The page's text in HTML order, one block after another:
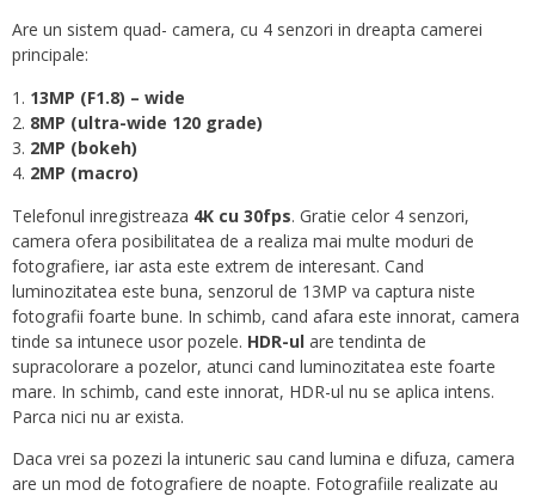
Are un sistem quad- camera, cu 4 senzori in dreapta camerei
principale:
13MP (F1.8) – wide
8MP (ultra-wide 120 grade)
2MP (bokeh)
2MP (macro)
Telefonul inregistreaza 4K cu 30fps. Gratie celor 4 senzori,
camera ofera posibilitatea de a realiza mai multe moduri de
fotografiere, iar asta este extrem de interesant. Cand
luminozitatea este buna, senzorul de 13MP va captura niste
fotografii foarte bune. In schimb, cand afara este innorat, camera
tinde sa intunece usor pozele. HDR-ul are tendinta de
supracolorare a pozelor, atunci cand luminozitatea este foarte
mare. In schimb, cand este innorat, HDR-ul nu se aplica intens.
Parca nici nu ar exista.
Daca vrei sa pozezi la intuneric sau cand lumina e difuza, camera
are un mod de fotografiere de noapte. Fotografiile realizate au